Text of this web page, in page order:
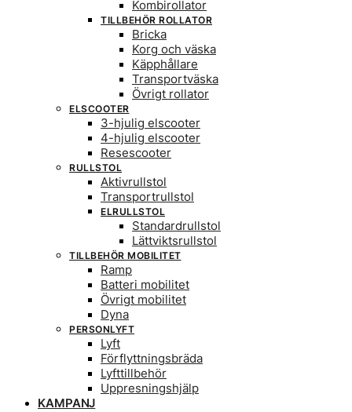
Kombirollator
TILLBEHÖR ROLLATOR
Bricka
Korg och väska
Käpphållare
Transportväska
Övrigt rollator
ELSCOOTER
3-hjulig elscooter
4-hjulig elscooter
Resescooter
RULLSTOL
Aktivrullstol
Transportrullstol
ELRULLSTOL
Standardrullstol
Lättviktsrullstol
TILLBEHÖR MOBILITET
Ramp
Batteri mobilitet
Övrigt mobilitet
Dyna
PERSONLYFT
Lyft
Förflyttningsbräda
Lyfttillbehör
Uppresningshjälp
KAMPANJ